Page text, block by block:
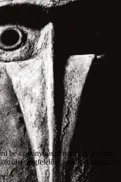
be az irányítószámot vagy a város
a megfelelőre kattintva tudod azt